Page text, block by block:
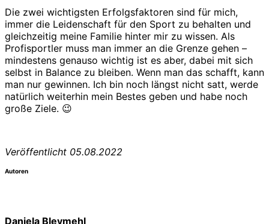
Die zwei wichtigsten Erfolgsfaktoren sind für mich,
immer die Leidenschaft für den Sport zu behalten und
gleichzeitig meine Familie hinter mir zu wissen. Als
Profisportler muss man immer an die Grenze gehen –
mindestens genauso wichtig ist es aber, dabei mit sich
selbst in Balance zu bleiben. Wenn man das schafft, kann
man nur gewinnen. Ich bin noch längst nicht satt, werde
natürlich weiterhin mein Bestes geben und habe noch
große Ziele. 😉
Veröffentlicht 05.08.2022
Autoren
Daniela Bleymehl